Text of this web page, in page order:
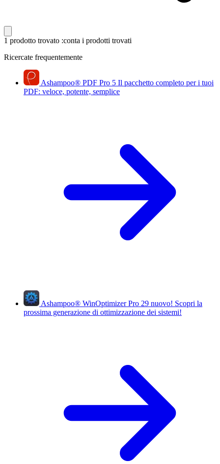
1 prodotto trovato :conta i prodotti trovati
Ricercate frequentemente
Ashampoo® PDF Pro 5 Il pacchetto completo per i tuoi
PDF: veloce, potente, semplice
Ashampoo® WinOptimizer Pro 29 nuovo! Scopri la
prossima generazione di ottimizzazione dei sistemi!